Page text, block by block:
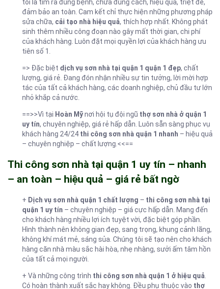
tôi là tìm ra đúng bệnh, chữa đúng cách, hiệu quả, triệt để,
đảm bảo an toàn. Cam kết chỉ thực hiện những phương pháp
sửa chữa, cải tạo nhà hiệu quả, thích hợp nhất. Không phát
sinh thêm nhiều công đoạn nào gây mất thời gian, chi phí
của khách hàng. Luôn đặt mọi quyền lợi của khách hàng ưu
tiên số 1.
=> Đặc biệt dịch vụ sơn nhà tại quận 1 quận 1 đẹp, chất
lượng, giá rẻ. Đang đón nhận nhiều sự tin tưởng, lời mời hợp
tác của tất cả khách hàng, các doanh nghiệp, chủ đầu tư lớn
nhỏ khắp cả nước.
==>>Vì tại Hoàn Mỹnơi hội tụ đội ngũ thợ sơn nhà ở quận 1
uy tín, chuyên nghiệp, giá rẻ hấp dẫn. Luôn sẵn sàng phục vụ
khách hàng 24/24 thi công sơn nhà quận 1 nhanh – hiệu quả
– chuyên nghiệp – chất lượng.<<==
Thi công sơn nhà tại quận 1 uy tín – nhanh
– an toàn – hiệu quả – giá rẻ bất ngờ
+ Dịch vụ sơn nhà quận 1 chất lượng – thi công sơn nhà tại
quận 1 uy tín – chuyên nghiệp – giá cực hấp dẫn. Mang đến
cho khách hàng nhiều lợi ích tuyệt vời, đặc biệt góp phần.
Hình thành nên không gian đẹp, sang trọng, khung cảnh lãng,
không khí mát mẻ, sáng sủa. Chúng tôi sẽ tạo nên cho khách
hàng căn nhà màu sắc hài hòa, nhẹ nhàng, sưởi ấm tâm hồn
của tất cả mọi người.
+ Và những công trình thi công sơn nhà quận 1 ở hiệu quả.
Có hoàn thành xuất sắc hay không. Đều phụ thuộc vào thợ